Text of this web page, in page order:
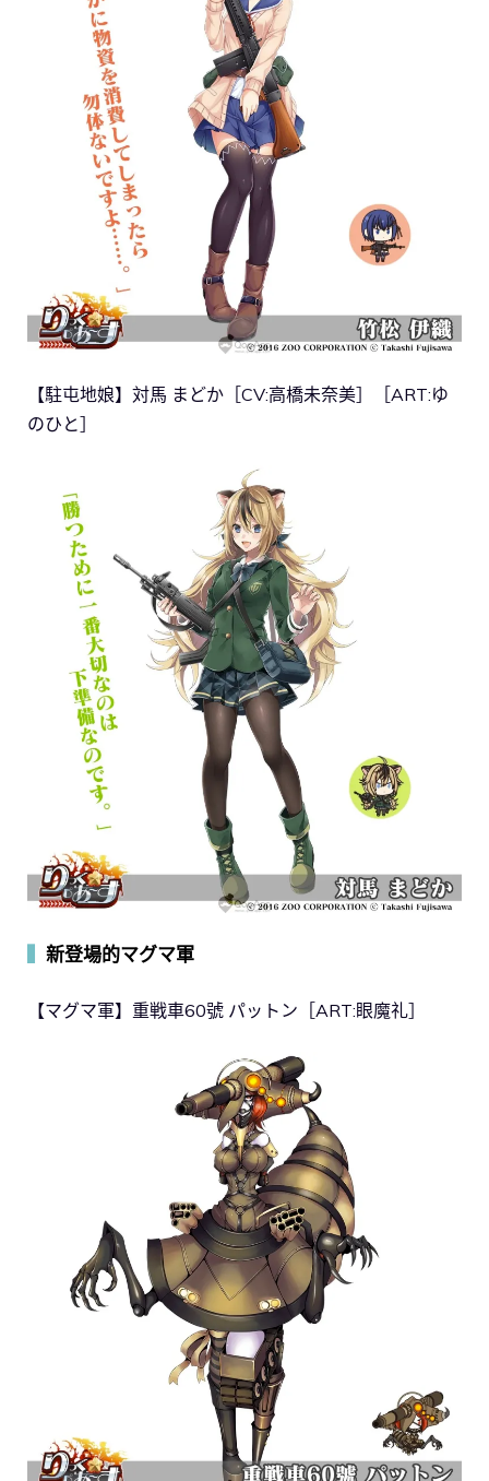
【駐屯地娘】対馬 まどか［CV:高橋未奈美］［ART:ゆ
のひと］
新登場的マグマ軍
【マグマ軍】重戦車60號 パットン［ART:眼魔礼］